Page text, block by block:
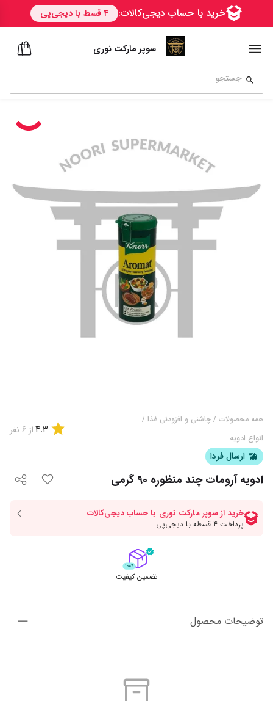
سوپر مارکت نوری
همه محصولات / چاشنی و افزودنی غذا /
انواع ادویه
4.3از 6 نفر
ارسال فردا
ادویه آرومات چند منظوره 90 گرمی
تضمین کیفیت
توضیحات محصول